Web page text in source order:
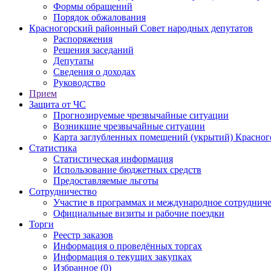
Формы обращений
Порядок обжалования
Красногорский районный Совет народных депутатов
Распоряжения
Решения заседаний
Депутаты
Сведения о доходах
Руководство
Прием
Защита от ЧС
Прогнозируемые чрезвычайные ситуации
Возникшие чрезвычайные ситуации
Карта заглубленных помещений (укрытий)
Статистика
Статистическая информация
Использование бюджетных средств
Предоставляемые льготы
Сотрудничество
Участие в программах и международное
Официальные визиты и рабочие поездки
Торги
Реестр заказов
Информация о проведённых торгах
Информация о текущих закупках
Избранное (0)